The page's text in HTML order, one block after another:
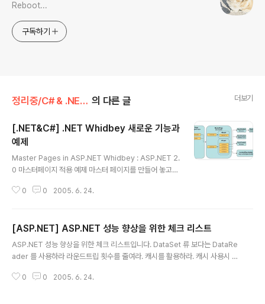
Reboot...
구독하기
정리중/C# & .NET & Web 의 다른 글 더보기
[.NET&C#] .NET Whidbey 새로운 기능과
예제
Master Pages in ASP.NET Whidbey : ASP.NET 2.
0 마스터페이지 적용 예제 마스터 페이지를 만들어 놓고
p:contentplaceholder 부분에 해당 내용이 들어가는
하나면 모든 것이 설명이 됩니다. 이미지 출처 : Microsof
t MSDN Working with Data in ASP.NET Whidbey :
ASP.NET 2.0 데이터 연결 새로운 기능과 예제 XML 데
p Features in ASP.NET Whidbey : ..
0 0 2005. 6. 24.
[ASP.NET] ASP.NET 성능 향상을 위한 체크 리스트
ASP.NET 성능 향상을 위한 체크 리스트입니다. DataSet 류 보다는 DataRe
ader 를 사용하라 라운드트립 횟수를 줄여라. 캐시를 활용하라. 캐시 사용시 메
지 않도록 하라. 상위 레벨에서 에러 핸들링 해라. try/finally 에서 리소스를 해
0 0 2005. 6. 24.